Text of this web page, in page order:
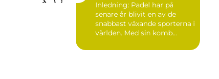
Inledning: Padel har på
senare år blivit en av de
snabbast växande sporterna i
världen. Med sin komb...